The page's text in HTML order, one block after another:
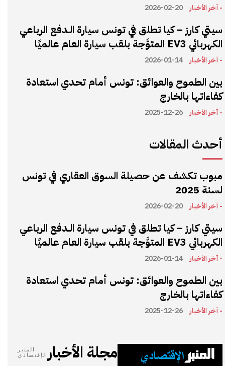
- آخر الأخبار 2026-02-20
سيتي كارز – كيا تطلق في تونس سيارة الـدفع الرباعي
الكهربائي EV3 المتوَّجة بلقب سيارة العام عالميًا
- آخر الأخبار 2026-01-14
بين الطموح والعوائق: تونس أمام تحدي استعادة
كفاءاتها بالخارج
- آخر الأخبار 2025-12-26
أحدث المقالات
مبوب تكشف عن حصيلة السوق العقاري في تونس
لسنة 2025
- آخر الأخبار 2026-02-20
سيتي كارز – كيا تطلق في تونس سيارة الـدفع الرباعي
الكهربائي EV3 المتوَّجة بلقب سيارة العام عالميًا
- آخر الأخبار 2026-01-14
بين الطموح والعوائق: تونس أمام تحدي استعادة
كفاءاتها بالخارج
- آخر الأخبار 2025-12-26
مجلة الأخبار
المنبر
الإقتصادي